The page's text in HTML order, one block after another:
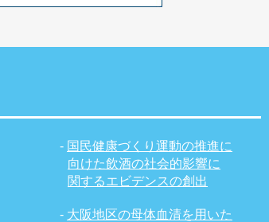
- 国民健康づくり運動の推進に
向けた飲酒の社会的影響に
関するエビデンスの創出
- 大阪地区の母体血清を用いた